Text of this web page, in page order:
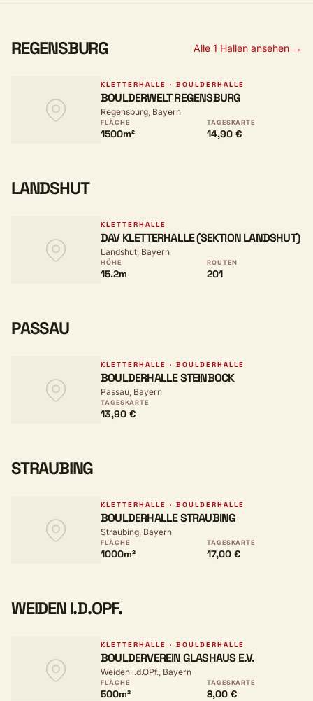
REGENSBURG Alle 1 Hallen ansehen →
KLETTERHALLE · BOULDERHALLE
BOULDERWELT REGENSBURG
Regensburg, Bayern
FLÄCHE
1500m²
TAGESKARTE
14,90 €
LANDSHUT
KLETTERHALLE
DAV KLETTERHALLE (SEKTION LANDSHUT)
Landshut, Bayern
HÖHE
15.2m
ROUTEN
201
PASSAU
KLETTERHALLE · BOULDERHALLE
BOULDERHALLE STEINBOCK
Passau, Bayern
TAGESKARTE
13,90 €
STRAUBING
KLETTERHALLE · BOULDERHALLE
BOULDERHALLE STRAUBING
Straubing, Bayern
FLÄCHE
1000m²
TAGESKARTE
17,00 €
WEIDEN I.D.OPF.
KLETTERHALLE · BOULDERHALLE
BOULDERVEREIN GLASHAUS E.V.
Weiden i.d.OPf., Bayern
FLÄCHE
500m²
TAGESKARTE
8,00 €